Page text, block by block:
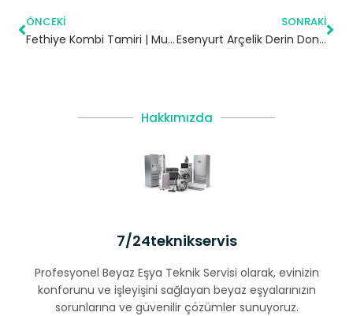
ÖNCEKI
Fethiye Kombi Tamiri | Muğla
SONRAKI
Esenyurt Arçelik Derin Dondurucu Servisi
Hakkımızda
7/24teknikservis
Profesyonel Beyaz Eşya Teknik Servisi olarak, evinizin
konforunu ve işleyişini sağlayan beyaz eşyalarınızın
sorunlarına ve güvenilir çözümler sunuyoruz.